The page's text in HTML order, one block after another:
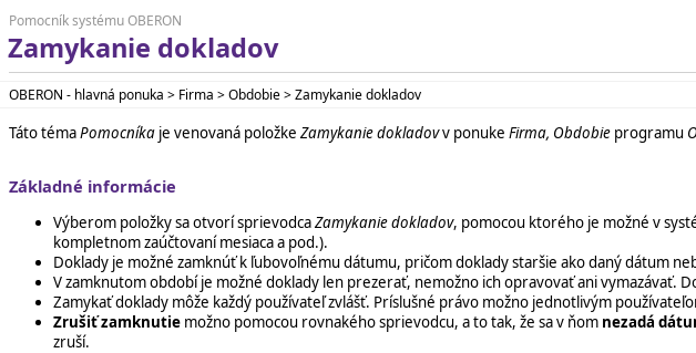
Pomocník systému OBERON
Zamykanie dokladov
OBERON - hlavná ponuka > Firma > Obdobie > Zamykanie dokladov
Táto témaPomocníka je venovaná položke Zamykanie dokladovv ponuke Firma, Obdobie programu
Základné informácie
Výberom položky sa otvorí sprievodcaZamykanie dokladov, pomocou ktorého je možné v
kompletnom zaúčtovaní mesiaca a pod.).
Doklady je možné zamknúť k ľubovoľnému dátumu, pričom doklady staršie ako daný dátum
V zamknutom období je možné doklady len prezerať, nemožno ich opravovať ani vymazávať.
Zamykať doklady môže každý používateľ zvlášť. Príslušné právo možno jednotlivým
Zrušiť zamknutie možno pomocou rovnakého sprievodcu, a to tak, že sa v ňom nezadá
zruší.